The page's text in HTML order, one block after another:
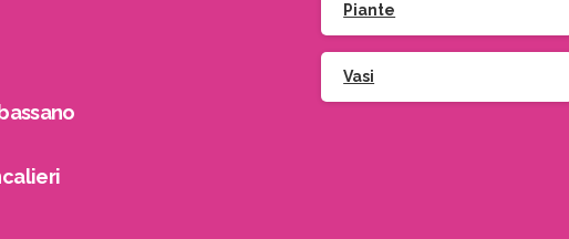
Piante
Vasi